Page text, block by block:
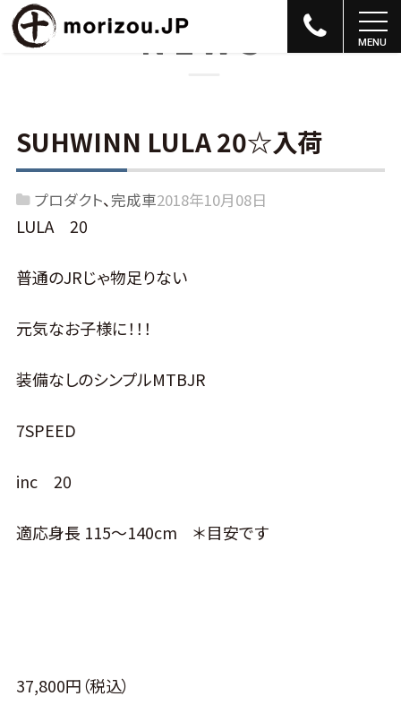
NEWS
SUHWINN LULA 20☆入荷
プロダクト 完成車2018年10月08日
LULA 20
普通のJRじゃ物足りない
元気なお子様に！！！
装備なしのシンプルMTBJR
7SPEED
inc 20
適応身長 115～140cm ＊目安です
37,800円（税込）